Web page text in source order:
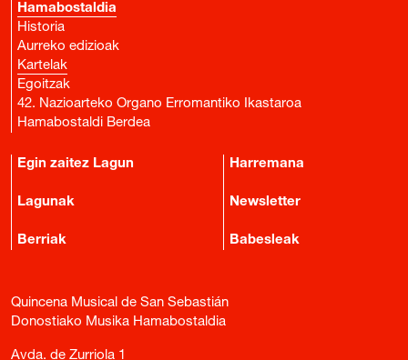
Hamabostaldia
Historia
Aurreko edizioak
Kartelak
Egoitzak
42. Nazioarteko Organo Erromantiko Ikastaroa
Hamabostaldi Berdea
Egin zaitez Lagun
Lagunak
Berriak
Harremana
Newsletter
Babesleak
Quincena Musical de San Sebastián
Donostiako Musika Hamabostaldia
Avda. de Zurriola 1